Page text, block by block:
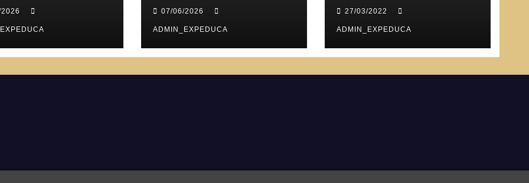
07/06/2026
ADMIN_EXPEDUCA
SVG
27/03/2022
ADMIN_EXPEDUCA